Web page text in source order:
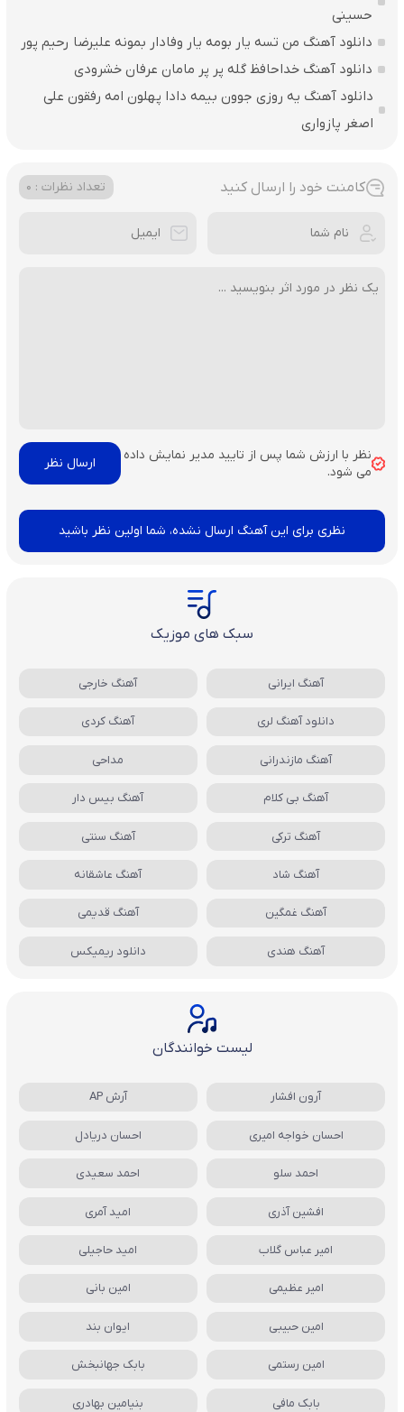
حسینی
دانلود آهنگ من تسه یار بومه یار وفادار بمونه علیرضا رحیم پور
دانلود آهنگ خداحافظ گله پر پر مامان عرفان خشرودی
دانلود آهنگ یه روزی جوون بیمه دادا پهلون امه رفقون علی
اصغر پازواری
کامنت خود را ارسال کنید تعداد نظرات : 0
نظر با ارزش شما پس از تایید مدیر نمایش داده
می شود.
نظری برای این آهنگ ارسال نشده، شما اولین نظر باشید
سبک های موزیک
آهنگ ایرانی آهنگ خارجی
دانلود آهنگ لری آهنگ کردی
آهنگ مازندرانی مداحی
آهنگ بی کلام آهنگ بیس دار
آهنگ ترکی آهنگ سنتی
آهنگ شاد آهنگ عاشقانه
آهنگ غمگین آهنگ قدیمی
آهنگ هندی دانلود ریمیکس
لیست خوانندگان
آرون افشار آرش AP
احسان خواجه امیری احسان دریادل
احمد سلو احمد سعیدی
افشین آذری امید آمری
امیر عباس گلاب امید حاجیلی
امیر عظیمی امین بانی
امین حبیبی ایوان بند
امین رستمی بابک جهانبخش
بابک مافی بنیامین بهادری